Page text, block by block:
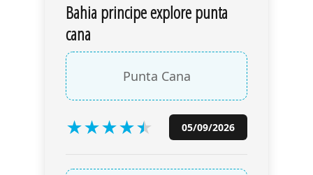
Bahia principe explore punta
cana
Punta Cana
★★★★★
★ 05/09/2026